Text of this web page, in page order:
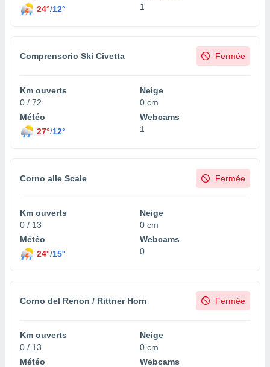
24°/12°
1
Comprensorio Ski Civetta Fermée
Km ouverts
0 / 72
Neige
0 cm
Météo
27°/12°
Webcams
1
Corno alle Scale Fermée
Km ouverts
0 / 13
Neige
0 cm
Météo
24°/15°
Webcams
0
Corno del Renon / Rittner Horn Fermée
Km ouverts
0 / 13
Neige
0 cm
Météo
Webcams